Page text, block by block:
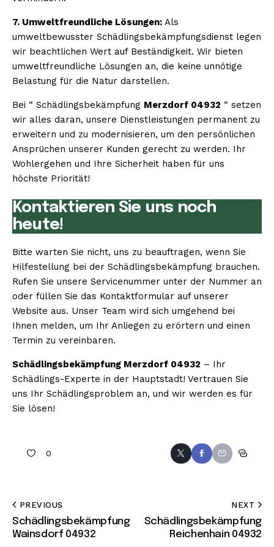
7. Umweltfreundliche Lösungen: Als
umweltbewusster Schädlingsbekämpfungsdienst legen
wir beachtlichen Wert auf Beständigkeit. Wir bieten
umweltfreundliche Lösungen an, die keine unnötige
Belastung für die Natur darstellen.
Bei “ Schädlingsbekämpfung Merzdorf 04932 “ setzen
wir alles daran, unsere Dienstleistungen permanent zu
erweitern und zu modernisieren, um den persönlichen
Ansprüchen unserer Kunden gerecht zu werden. Ihr
Wohlergehen und Ihre Sicherheit haben für uns
höchste Priorität!
Kontaktieren Sie uns noch
heute!
Bitte warten Sie nicht, uns zu beauftragen, wenn Sie
Hilfestellung bei der Schädlingsbekämpfung brauchen.
Rufen Sie unsere Servicenummer unter der Nummer an
oder füllen Sie das Kontaktformular auf unserer
Website aus. Unser Team wird sich umgehend bei
Ihnen melden, um Ihr Anliegen zu erörtern und einen
Termin zu vereinbaren.
Schädlingsbekämpfung Merzdorf 04932 – Ihr
Schädlings-Experte in der Hauptstadt! Vertrauen Sie
uns Ihr Schädlingsproblem an, und wir werden es für
Sie lösen!
0
PREVIOUS
Schädlingsbekämpfung
Wainsdorf 04932
NEXT
Schädlingsbekämpfung
Reichenhain 04932